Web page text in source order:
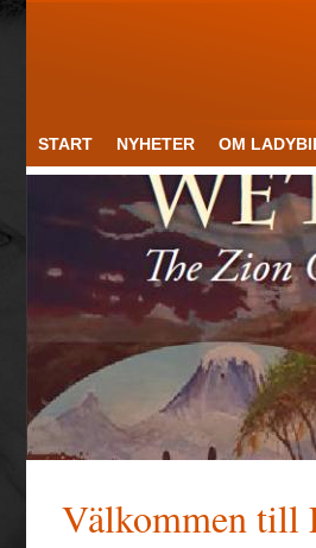
START NYHETER OM
Välkommen till